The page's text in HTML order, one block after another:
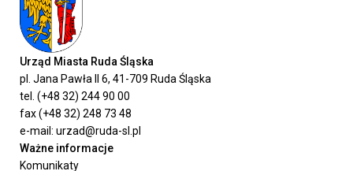
Urząd Miasta Ruda Śląska
pl. Jana Pawła II 6, 41-709 Ruda Śląska
tel. (+48 32) 244 90 00
fax (+48 32) 248 73 48
e-mail: urzad@ruda-sl.pl
Ważne informacje
Komunikaty